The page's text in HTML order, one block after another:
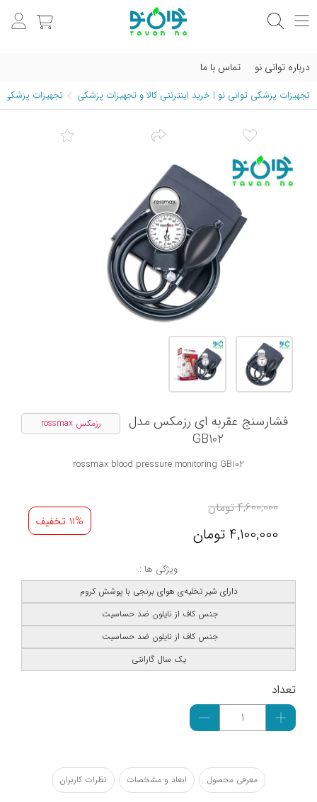
درباره توانی نو تماس با ما
تجهیزات پزشکی توانی نو | خرید اینترنتی کالا و تجهیزات پزشکی تجهیزات پزشکی
رزمکس rossmax
فشارسنج عقربه ای رزمکس مدل
GB102
rossmax blood pressure monitoring GB102
4,600,000تومان
4,100,000 تومان
11% تخفیف
ویژگی ها :
دارای شیر تخلیه‌ی هوای برنجی با پوشش کروم
جنس کاف از نایلون ضد حساسیت
جنس کاف از نایلون ضد حساسیت
یک سال گارانتی
تعداد
معرفی محصول ابعاد و مشخصات نظرات کاربران